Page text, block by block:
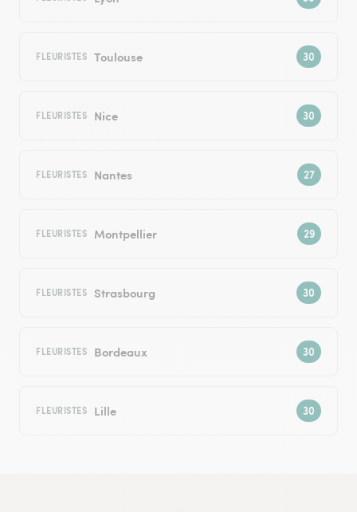
FLEURISTES Toulouse
FLEURISTES Nice
FLEURISTES Nantes
FLEURISTES Montpellier
FLEURISTES Strasbourg
FLEURISTES Bordeaux
FLEURISTES Lille